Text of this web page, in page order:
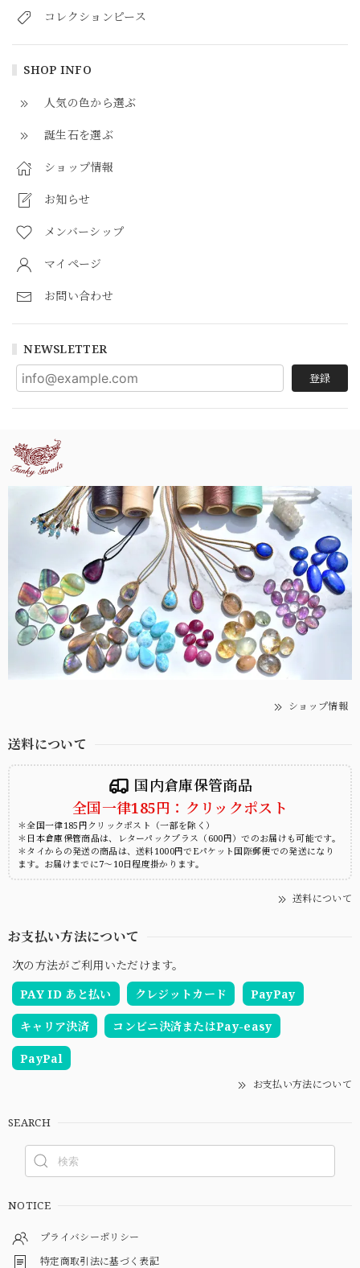
コレクションピース
SHOP INFO
人気の色から選ぶ
誕生石を選ぶ
ショップ情報
お知らせ
メンバーシップ
マイページ
お問い合わせ
NEWSLETTER
登録
ショップ情報
送料について
国内倉庫保管商品
全国一律185円：クリックポスト
＊全国一律185円クリックポスト（一部を除く）
＊日本倉庫保管商品は、レターパックプラス（600円）でのお届けも可能です。
＊タイからの発送の商品は、送料1000円でEパケット国際郵便での発送になり
ます。お届けまでに7～10日程度掛かります。
送料について
お支払い方法について
次の方法がご利用いただけます。
PAY ID あと払い
クレジットカード PayPay
キャリア決済 コンビニ決済またはPay-easy
PayPal
お支払い方法について
SEARCH
NOTICE
プライバシーポリシー
特定商取引法に基づく表記